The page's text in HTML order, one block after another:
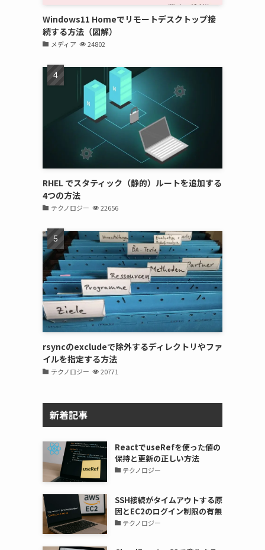
Windows11 Homeでリモートデスクトップ接
続する方法（図解）
メディア 24802
RHEL でスタティック（静的）ルートを追加する
4つの方法
テクノロジー 22656
rsyncのexcludeで除外するディレクトリやファ
イルを指定する方法
テクノロジー 20771
新着記事
ReactでuseRefを使った値の
保持と更新の正しい方法
テクノロジー
SSH接続がタイムアウトする原
因とEC2のログイン制限の有無
テクノロジー